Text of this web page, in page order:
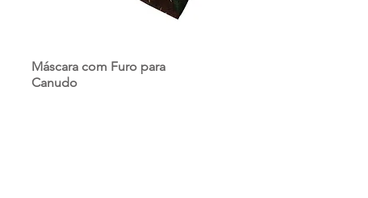
Máscara com Furo para
Canudo